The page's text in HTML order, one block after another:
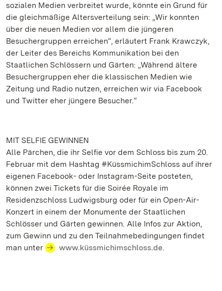
sozialen Medien verbreitet wurde, könnte ein Grund für
die gleichmäßige Altersverteilung sein: „Wir konnten
über die neuen Medien vor allem die jüngeren
Besuchergruppen erreichen“, erläutert Frank Krawczyk,
der Leiter des Bereichs Kommunikation bei den
Staatlichen Schlössern und Gärten: „Während ältere
Besuchergruppen eher die klassischen Medien wie
Zeitung und Radio nutzen, erreichen wir via Facebook
und Twitter eher jüngere Besucher.“
MIT SELFIE GEWINNEN
Alle Pärchen, die ihr Selfie vor dem Schloss bis zum 20.
Februar mit dem Hashtag #KüssmichimSchloss auf ihrer
eigenen Facebook- oder Instagram-Seite posteten,
können zwei Tickets für die Soirée Royale im
Residenzschloss Ludwigsburg oder für ein Open-Air-
Konzert in einem der Monumente der Staatlichen
Schlösser und Gärten gewinnen. Alle Infos zur Aktion,
zum Gewinn und zu den Teilnahmebedingungen findet
man unter
www.küssmichimschloss.de.